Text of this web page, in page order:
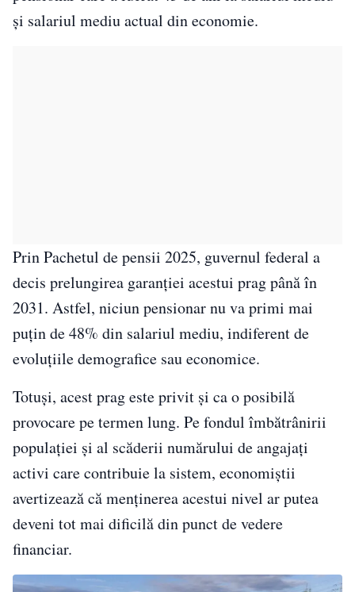
și salariul mediu actual din economie.
Prin Pachetul de pensii 2025, guvernul federal a
decis prelungirea garanției acestui prag până în
2031. Astfel, niciun pensionar nu va primi mai
puțin de 48% din salariul mediu, indiferent de
evoluțiile demografice sau economice.
Totuși, acest prag este privit și ca o posibilă
provocare pe termen lung. Pe fondul îmbătrânirii
populației și al scăderii numărului de angajați
activi care contribuie la sistem, economiștii
avertizează că menținerea acestui nivel ar putea
deveni tot mai dificilă din punct de vedere
financiar.